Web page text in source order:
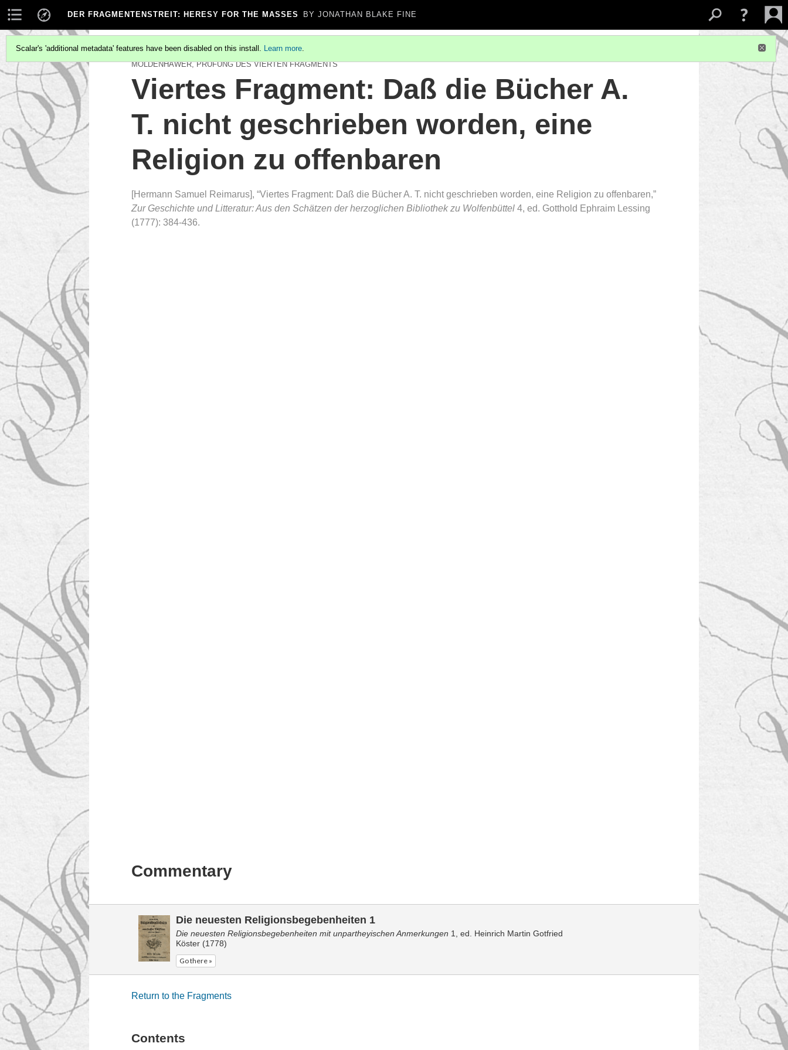
DER FRAGMENTENSTREIT: HERESY FOR THE MASSES BY JONATHAN BLAKE FINE
Scalar's 'additional metadata' features have been disabled on this install. Learn more.
MOLDENHAWER, PRÜFUNG DES VIERTEN FRAGMENTS
Viertes Fragment: Daß die Bücher A.
T. nicht geschrieben worden, eine
Religion zu offenbaren
[Hermann Samuel Reimarus], “Viertes Fragment: Daß die Bücher A. T. nicht geschrieben worden, eine Religion zu offenbaren,”
Zur Geschichte und Litteratur: Aus den Schätzen der herzoglichen Bibliothek zu Wolfenbüttel 4, ed. Gotthold Ephraim Lessing
(1777): 384-436.
Commentary
Die neuesten Religionsbegebenheiten 1
Die neuesten Religionsbegebenheiten mit unpartheyischen Anmerkungen 1, ed. Heinrich Martin Gotfried
Köster (1778)
Go there »
Return to the Fragments
Contents